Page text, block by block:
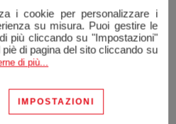
i cookie per personalizzare i
su misura. Puoi gestire le
più cliccando su "Impostazioni"
di pagina del sito cliccando su
di più...
IMPOSTAZIONI